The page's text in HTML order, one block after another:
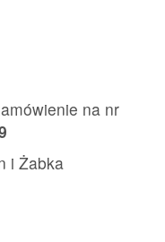
na nr
i Żabka